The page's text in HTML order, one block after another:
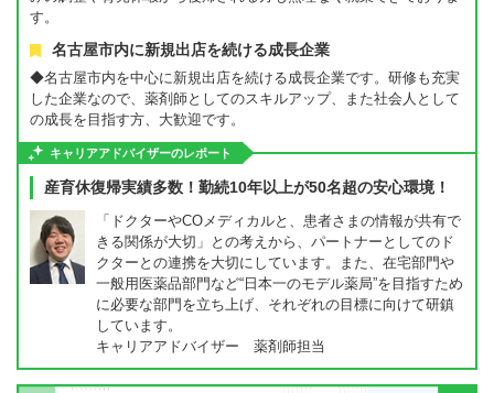
す。
名古屋市内に新規出店を続ける成長企業
◆名古屋市内を中心に新規出店を続ける成長企業です。研修も充実
した企業なので、薬剤師としてのスキルアップ、また社会人として
の成長を目指す方、大歓迎です。
キャリアアドバイザーのレポート
産育休復帰実績多数！勤続10年以上が50名超の安心環境！
「ドクターやCOメディカルと、患者さまの情報が共有で
きる関係が大切」との考えから、パートナーとしてのド
クターとの連携を大切にしています。また、在宅部門や
一般用医薬品部門など“日本一のモデル薬局”を目指すため
に必要な部門を立ち上げ、それぞれの目標に向けて研鎮
しています。
キャリアアドバイザー 薬剤師担当